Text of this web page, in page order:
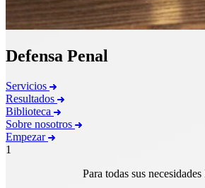
Defensa Penal
Servicios
Resultados
Biblioteca
Sobre nosotros
Empezar
1
Para todas sus necesidades